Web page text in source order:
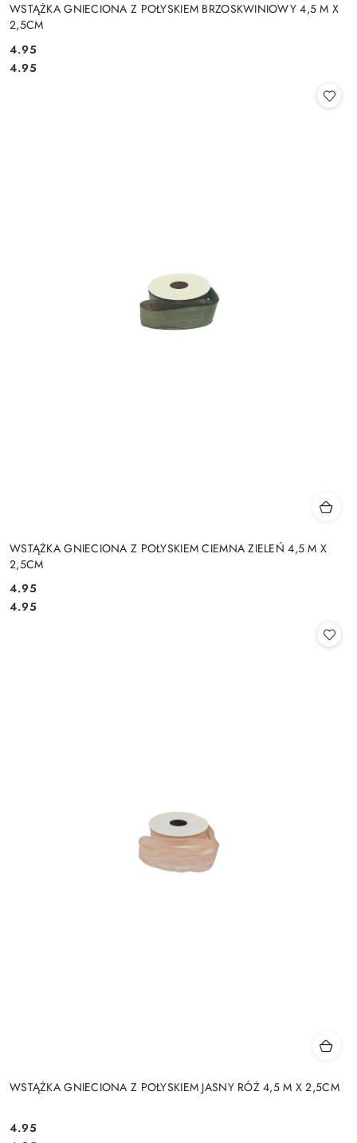
WSTĄŻKA GNIECIONA Z POŁYSKIEM BRZOSKWINIOWY 4,5 M X
2,5CM
Cena:
4.95
Cena:
4.95
WSTĄŻKA GNIECIONA Z POŁYSKIEM CIEMNA ZIELEŃ 4,5 M X
2,5CM
Cena:
4.95
Cena:
4.95
WSTĄŻKA GNIECIONA Z POŁYSKIEM JASNY RÓŻ 4,5 M X 2,5CM
4.95